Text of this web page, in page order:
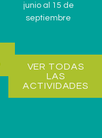
junio al 15 de
septiembre
VER TODAS
LAS
ACTIVIDADES